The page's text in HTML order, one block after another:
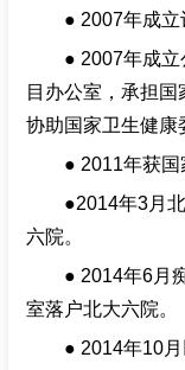
● 2007年成立
● 2007年成
目办公室，承担国
协助国家卫生健康
● 2011年获国
●2014年3月
六院。
● 2014年6月
室落户北大六院。
● 2014年10